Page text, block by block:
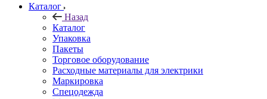
Каталог
Назад
Каталог
Упаковка
Пакеты
Торговое оборудование
Расходные материалы для электрики
Маркировка
Спецодежда